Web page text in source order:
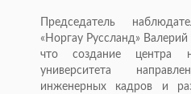
Председатель
«Норгау Руссланд»
что создание центра
университета
инженерных кадров и